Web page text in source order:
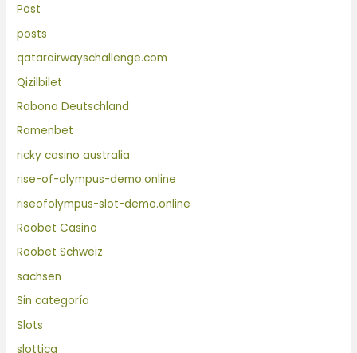
Post
posts
qatarairwayschallenge.com
Qizilbilet
Rabona Deutschland
Ramenbet
ricky casino australia
rise-of-olympus-demo.online
riseofolympus-slot-demo.online
Roobet Casino
Roobet Schweiz
sachsen
Sin categoría
Slots
slottica